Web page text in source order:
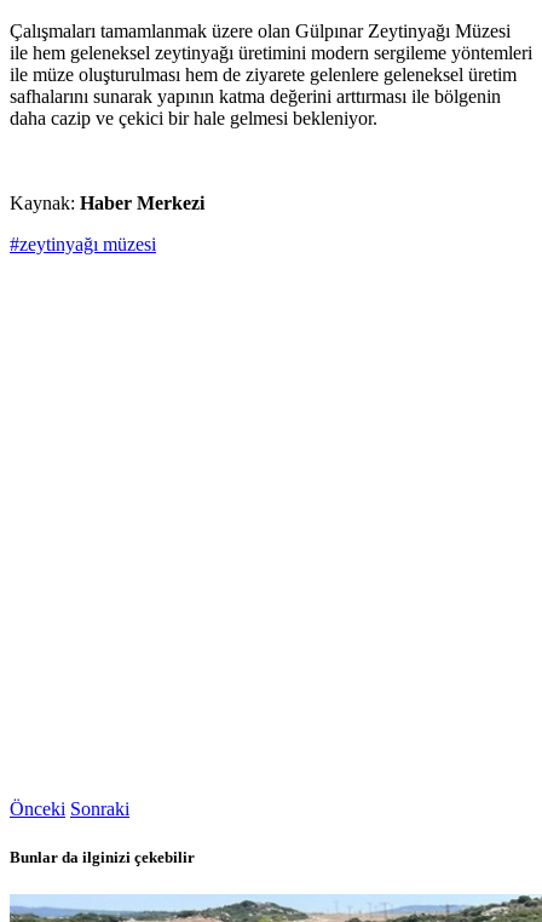
Çalışmaları tamamlanmak üzere olan Gülpınar Zeytinyağı Müzesi
ile hem geleneksel zeytinyağı üretimini modern sergileme yöntemleri
ile müze oluşturulması hem de ziyarete gelenlere geleneksel üretim
safhalarını sunarak yapının katma değerini arttırması ile bölgenin
daha cazip ve çekici bir hale gelmesi bekleniyor.
Kaynak: Haber Merkezi
#zeytinyağı müzesi
Önceki Sonraki
Bunlar da ilginizi çekebilir